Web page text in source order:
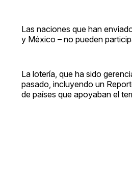
Las naciones que han
y México – no pueden
La lotería, que ha sido
pasado, incluyendo un
de países que apoyaban el